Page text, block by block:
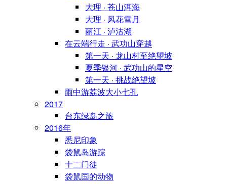
大理 · 苍山洱海
大理 · 风花雪月
丽江 · 泸沽湖
在云端行走 · 武功山穿越
第一天 · 龙山村至绝望坡
夏季银河 · 武功山的星空
第一天 · 挑战绝望坡
雨中游荔波大小七孔
2017
台东绿岛之旅
2016年
悉尼印象
袋鼠岛游踪
十二门徒
袋鼠国的动物